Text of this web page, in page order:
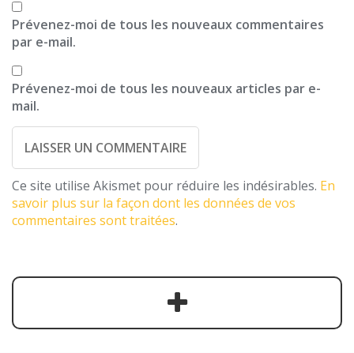
Prévenez-moi de tous les nouveaux commentaires
par e-mail.
Prévenez-moi de tous les nouveaux articles par e-
mail.
Ce site utilise Akismet pour réduire les indésirables. En
savoir plus sur la façon dont les données de vos
commentaires sont traitées.